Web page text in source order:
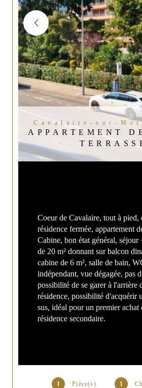
Cavalaire-sur-
APPARTEMENT
1 Pièce(s) 1
Coeur de Cavalaire, tout à pied,
résidence fermée, appartement
Cabine, bon état général, séjour
de 20 m² donnant sur balcon
cabine de 6 m², salle de bain,
indépendant, vue dégagée, pas
possibilité de se garer à l'arrière
résidence, possibilité d'acquérir
sus, idéal pour un premier achat
résidence secondaire.